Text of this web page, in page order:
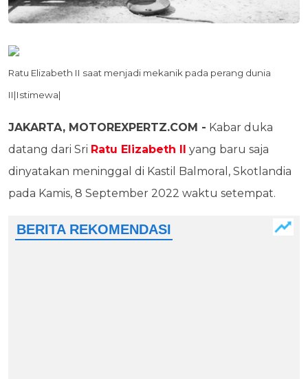
Ratu Elizabeth II saat menjadi mekanik pada perang dunia
II|Istimewa|
JAKARTA, MOTOREXPERTZ.COM - Kabar duka
datang dari Sri Ratu Elizabeth II yang baru saja
dinyatakan meninggal di Kastil Balmoral, Skotlandia
pada Kamis, 8 September 2022 waktu setempat.